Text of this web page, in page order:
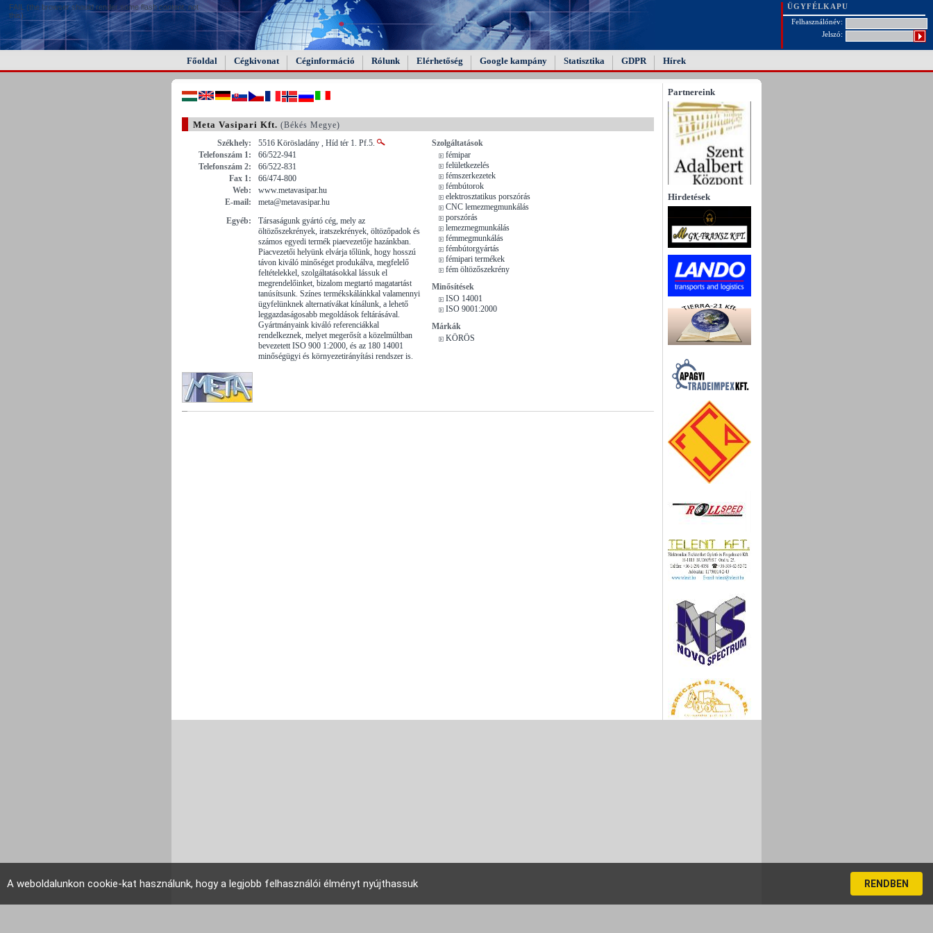
FAIL (the browser should render some flash content, not
this).
ÜGYFÉLKAPU
Felhasználónév:
Jelszó:
Főoldal Cégkivonat Céginformáció Rólunk Elérhetőség Google kampány Statisztika GDPR Hírek
Meta Vasipari Kft. (Békés Megye)
Székhely:
5516 Körösladány , Híd tér 1. Pf.5.
Telefonszám 1:
66/522-941
Telefonszám 2:
66/522-831
Fax 1:
66/474-800
Web:
www.metavasipar.hu
E-mail:
meta@metavasipar.hu
Egyéb:
Társaságunk gyártó cég, mely az
öltözőszekrények, iratszekrények, öltözőpadok és
számos egyedi termék piaevezetője hazánkban.
Piacvezetői helyünk elvárja tőlünk, hogy hosszú
távon kiváló minőséget produkálva, megfelelő
feltételekkel, szolgáltatásokkal lássuk el
megrendelőinket, bizalom megtartó magatartást
tanúsítsunk. Színes termékskálánkkal valamennyi
ügyfelünknek alternatívákat kínálunk, a lehető
leggazdaságosabb megoldások feltárásával.
Gyártmányaink kiváló referenciákkal
rendelkeznek, melyet megerősít a közelmúltban
bevezetett ISO 900 1:2000, és az 180 14001
minőségügyi és környezetirányítási rendszer is.
Szolgáltatások
fémipar
felületkezelés
fémszerkezetek
fémbútorok
elektrosztatikus porszórás
CNC lemezmegmunkálás
porszórás
lemezmegmunkálás
fémmegmunkálás
fémbútorgyártás
fémipari termékek
fém öltözőszekrény
Minősítések
ISO 14001
ISO 9001:2000
Márkák
KÖRÖS
Partnereink
Hirdetések
A weboldalunkon cookie-kat használunk, hogy a legjobb felhasználói élményt nyújthassuk RENDBEN